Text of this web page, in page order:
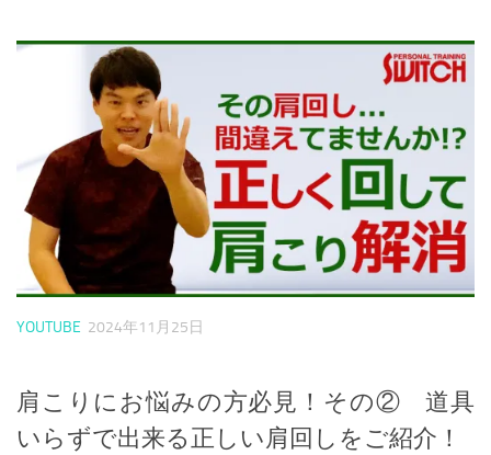
YOUTUBE 2024年11月25日
肩こりにお悩みの方必見！その② 道具
いらずで出来る正しい肩回しをご紹介！